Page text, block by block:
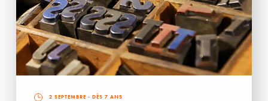
2 SEPTEMBRE - DÈS 7 ANS